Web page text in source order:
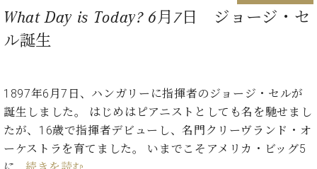
ン
ス
C.
音
色
ッ
チ
ベ
ヒ
ン
の
ト
リ
ー
音
家
達
の
声
ニ
ュ
ー
ス・
ら
せ
(入
報
等)
プ
レ
た
い！
と
方
お
近
く
の
ン
会
員
ヒ
シ
ュ
イ
What Day is Today? 6月7日 ジョージ・セ
ル誕生
1897年6月7日、ハンガリーに指揮者のジョージ・セルが
誕生しました。 はじめはピアニストとしても名を馳せまし
たが、16歳で指揮者デビューし、名門クリーヴランド・オ
ーケストラを育てました。 いまでこそアメリカ・ビッグ5